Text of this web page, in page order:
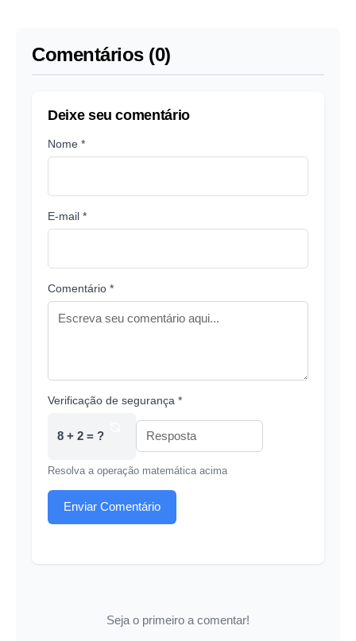
Comentários (0)
Deixe seu comentário
Nome *
E-mail *
Comentário *
Verificação de segurança *
8 + 2 = ?
Resolva a operação matemática acima
Enviar Comentário
Seja o primeiro a comentar!